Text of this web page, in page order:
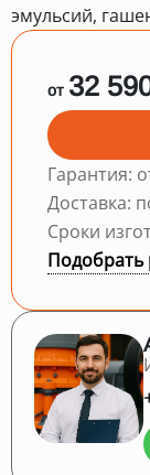
эмульсий,
от 32
Гарантия:
Доставка:
Сроки